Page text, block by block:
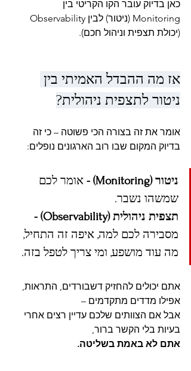
כאן בדיוק עובר הקו הקריטי בין
(יכולת תצפית וניהול חכם).
אז מה ההבדל האמיתי בין
ניטור לתצפית ניהולית?
אומר את זה בצורה הכי פשוטה – כי זה
בדיוק המקום שבו רוב הארגונים נופלים:
ניטור (Monitoring) -
אומר לכם
שמשהו נשבר.
תצפית ניהולית (Observability) -
מסבירה לכם למה, איפה זה התחיל,
מה עוד מושפע, ומי צריך לטפל בזה.
אתם יכולים להחזיק דשבורדים, התראות,
אפילו מדדים מתקדמים –
אבל אם הצוותים שלכם עדיין רצים אחרי
בעיות בלי הקשר ברור,
אתם לא באמת בשליטה.